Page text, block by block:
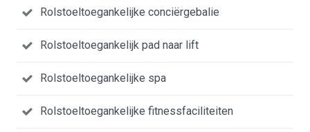
Rolstoeltoegankelijke conciërgebalie
Rolstoeltoegankelijk pad naar lift
Rolstoeltoegankelijke spa
Rolstoeltoegankelijke fitnessfaciliteiten